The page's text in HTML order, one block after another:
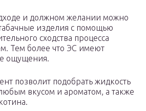
и должном желании можно
изделия с помощью
сходства процесса
Тем более что ЭС имеют
ощущения.
позволит подобрать жидкость
вкусом и ароматом, а также